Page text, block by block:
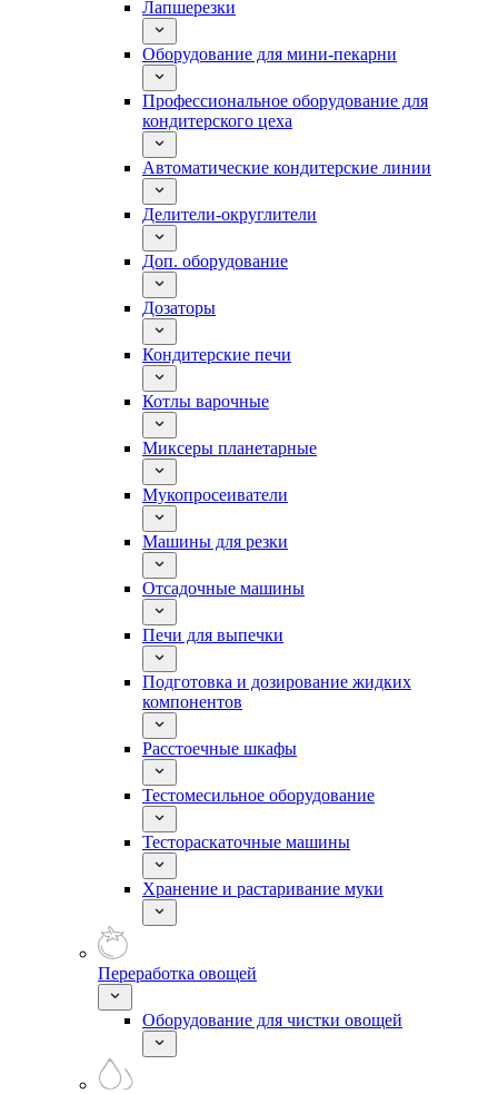
Лапшерезки
Оборудование для мини-пекарни
Профессиональное оборудование для
кондитерского цеха
Автоматические кондитерские линии
Делители-округлители
Доп. оборудование
Дозаторы
Кондитерские печи
Котлы варочные
Миксеры планетарные
Мукопросеиватели
Машины для резки
Отсадочные машины
Печи для выпечки
Подготовка и дозирование жидких
компонентов
Расстоечные шкафы
Тестомесильное оборудование
Тестораскаточные машины
Хранение и растаривание муки
Переработка овощей
Оборудование для чистки овощей